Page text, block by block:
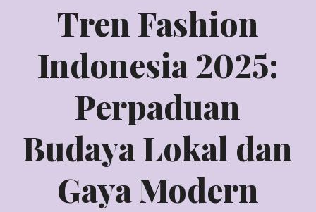
Tren Fashion
Indonesia 2025:
Perpaduan
Budaya Lokal dan
Gaya Modern